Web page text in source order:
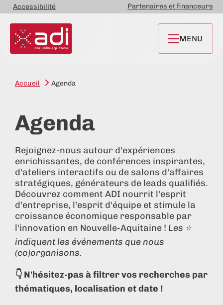
Accessibilité Partenaires et financeurs
MENU
Accueil Agenda
Agenda
Rejoignez-nous autour d'expériences
enrichissantes, de conférences inspirantes,
d'ateliers interactifs ou de salons d'affaires
stratégiques, générateurs de leads qualifiés.
Découvrez comment ADI nourrit l'esprit
d'entreprise, l'esprit d'équipe et stimule la
croissance économique responsable par
l'innovation en Nouvelle-Aquitaine ! Les ⭐
indiquent les événements que nous
(co)organisons.
👇 N'hésitez-pas à filtrer vos recherches par
thématiques, localisation et date !